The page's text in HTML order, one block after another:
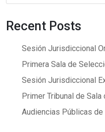
Recent Posts
Sesión Jurisdiccional
Primera Sala de
Sesión Jurisdiccional
Primer Tribunal de Sala
Audiencias Públicas de